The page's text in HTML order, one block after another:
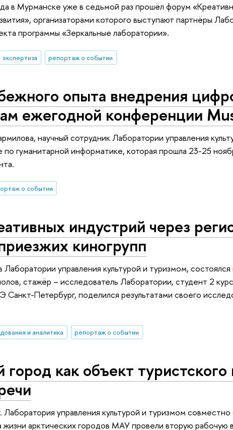
в Мурманске уже в седьмой раз прошёл форум
организаторами которого выступают партнёры
программы «Зеркальные лаборатории».
экспертиза репортаж о событии
опыта внедрения
ежегодной конференции
научный сотрудник Лаборатории управления
по гуманитарной информатике, которая прошла 23-25
о событии
индустрий через
киногрупп
управления культурой и туризмом,
стажёр – исследователь Лаборатории, студент 2
Петербург, поделился результатами своего
и аналитика репортаж о событии
как объект туристского
Лаборатория управления культурой и туризмом
жизни арктических городов МАУ провели вторую рабочую